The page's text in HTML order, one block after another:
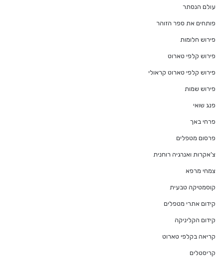
עולם הנסתר
פותחים את ספר הזוהר
פירוש חלומות
פירוש קלפי טארוט
פירוש קלפי טארוט קראולי
פירוש שמות
פנג שואי
פרחי באך
פרסום מטפלים
צ'אקרות ואנרגיה רוחנית
צמחי מרפא
קוסמטיקה טבעית
קידום אתרי מטפלים
קידום הקליניקה
קריאה בקלפי טארוט
קריסטלים